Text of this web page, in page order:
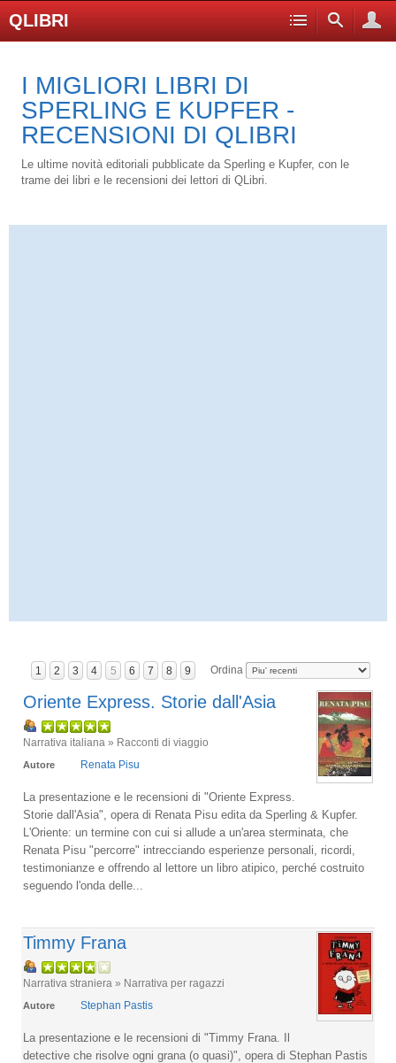
QLIBRI
I MIGLIORI LIBRI DI
SPERLING E KUPFER -
RECENSIONI DI QLIBRI
Le ultime novità editoriali pubblicate da Sperling e Kupfer, con le
trame dei libri e le recensioni dei lettori di QLibri.
1 2 3 4 5 6 7 8 9 Ordina
Oriente Express. Storie dall'Asia
Narrativa italiana » Racconti di viaggio
Autore Renata Pisu
La presentazione e le recensioni di "Oriente Express.
Storie dall'Asia", opera di Renata Pisu edita da Sperling & Kupfer.
L'Oriente: un termine con cui si allude a un'area sterminata, che
Renata Pisu "percorre" intrecciando esperienze personali, ricordi,
testimonianze e offrendo al lettore un libro atipico, perché costruito
seguendo l'onda delle...
Timmy Frana
Narrativa straniera » Narrativa per ragazzi
Autore Stephan Pastis
La presentazione e le recensioni di "Timmy Frana. Il
detective che risolve ogni grana (o quasi)", opera di Stephan Pastis